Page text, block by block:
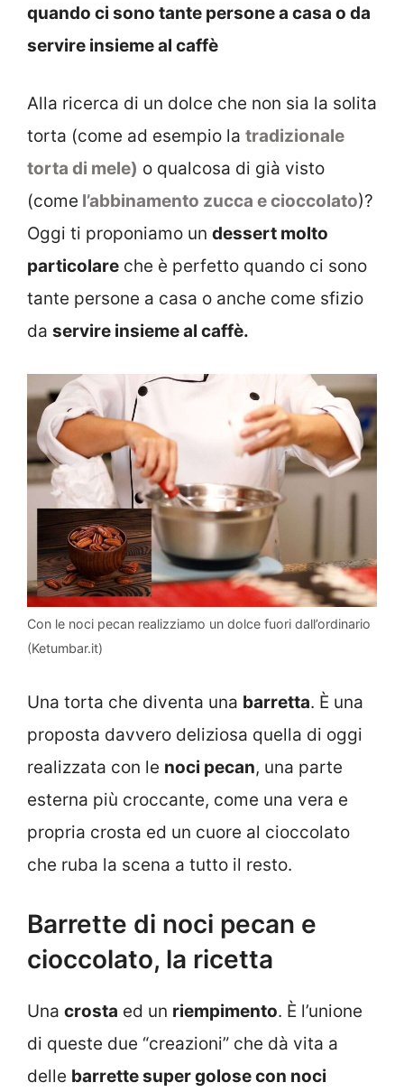
quando ci sono tante persone a casa o da
servire insieme al caffè
Alla ricerca di un dolce che non sia la solita
torta (come ad esempio la tradizionale
torta di mele) o qualcosa di già visto
(come l’abbinamento zucca e cioccolato)?
Oggi ti proponiamo un dessert molto
particolare che è perfetto quando ci sono
tante persone a casa o anche come sfizio
da servire insieme al caffè.
Con le noci pecan realizziamo un dolce fuori dall’ordinario
(Ketumbar.it)
Una torta che diventa una barretta. È una
proposta davvero deliziosa quella di oggi
realizzata con le noci pecan, una parte
esterna più croccante, come una vera e
propria crosta ed un cuore al cioccolato
che ruba la scena a tutto il resto.
Barrette di noci pecan e
cioccolato, la ricetta
Una crosta ed un riempimento. È l’unione
di queste due “creazioni” che dà vita a
delle barrette super golose con noci